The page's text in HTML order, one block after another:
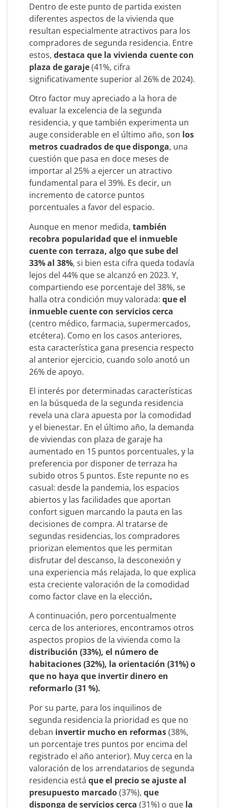
Dentro de este punto de partida existen
diferentes aspectos de la vivienda que
resultan especialmente atractivos para los
compradores de segunda residencia. Entre
estos, destaca que la vivienda cuente con
plaza de garaje(41%, cifra
significativamente superior al 26% de 2024).
Otro factor muy apreciado a la hora de
evaluar la excelencia de la segunda
residencia, y que también experimenta un
auge considerable en el último año, son los
metros cuadrados de que disponga, una
cuestión que pasa en doce meses de
importar al 25% a ejercer un atractivo
fundamental para el 39%. Es decir, un
incremento de catorce puntos
porcentuales a favor del espacio.
Aunque en menor medida, también
recobra popularidad que el inmueble
cuente con terraza, algo que sube del
33% al 38%, si bien esta cifra queda todavía
lejos del 44% que se alcanzó en 2023. Y,
compartiendo ese porcentaje del 38%, se
halla otra condición muy valorada: que el
inmueble cuente con servicios cerca
(centro médico, farmacia, supermercados,
etcétera). Como en los casos anteriores,
esta característica gana presencia respecto
al anterior ejercicio, cuando solo anotó un
26% de apoyo.
El interés por determinadas características
en la búsqueda de la segunda residencia
revela una clara apuesta por la comodidad
y el bienestar. En el último año, la demanda
de viviendas con plaza de garaje ha
aumentado en 15 puntos porcentuales, y la
preferencia por disponer de terraza ha
subido otros 5 puntos. Este repunte no es
casual: desde la pandemia, los espacios
abiertos y las facilidades que aportan
confort siguen marcando la pauta en las
decisiones de compra. Al tratarse de
segundas residencias, los compradores
priorizan elementos que les permitan
disfrutar del descanso, la desconexión y
una experiencia más relajada, lo que explica
esta creciente valoración de la comodidad
como factor clave en la elección.
A continuación, pero porcentualmente
cerca de los anteriores, encontramos otros
aspectos propios de la vivienda como la
distribución (33%), el número de
habitaciones (32%), la orientación (31%) o
que no haya que invertir dinero en
reformarlo (31 %).
Por su parte, para los inquilinos de
segunda residencia la prioridad es que no
deban invertir mucho en reformas(38%,
un porcentaje tres puntos por encima del
registrado el año anterior). Muy cerca en la
valoración de los arrendatarios de segunda
residencia está que el precio se ajuste al
presupuesto marcado(37%), que
disponga de servicios cerca (31%) o que la